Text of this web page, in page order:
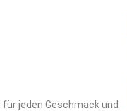
jeden Geschmack und